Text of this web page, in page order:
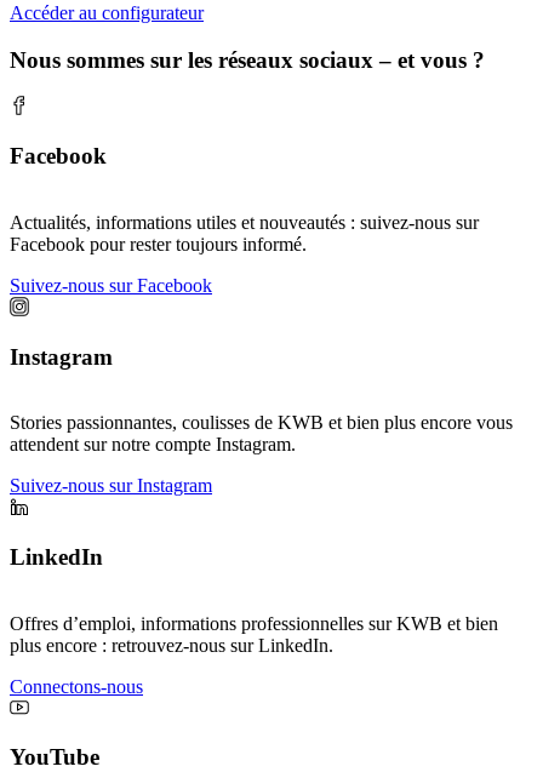
Accéder au configurateur
Nous sommes sur les réseaux sociaux – et vous ?
Facebook
Actualités, informations utiles et nouveautés : suivez-nous sur
Facebook pour rester toujours informé.
Suivez-nous sur Facebook
Instagram
Stories passionnantes, coulisses de KWB et bien plus encore vous
attendent sur notre compte Instagram.
Suivez-nous sur Instagram
LinkedIn
Offres d’emploi, informations professionnelles sur KWB et bien
plus encore : retrouvez-nous sur LinkedIn.
Connectons-nous
YouTube